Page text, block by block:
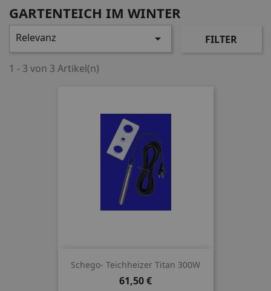
GARTENTEICH IM WINTER
Relevanz  FILTER
1 - 3 von 3 Artikel(n)
Schego- Teichheizer Titan 300W
Preis
61,50 €